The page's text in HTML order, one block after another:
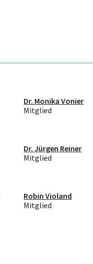
Dr. Monika Vonier
Mitglied
Dr. Jürgen Reiner
Mitglied
Robin Violand
Mitglied